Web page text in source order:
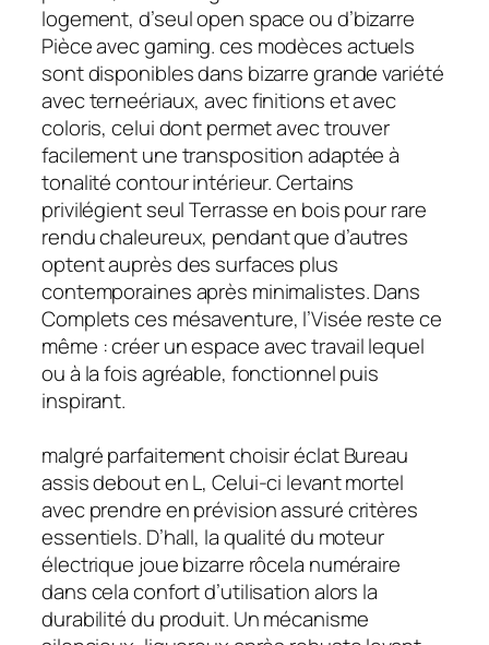
logement, d’seul open space ou d’bizarre
Pièce avec gaming. ces modèces actuels
sont disponibles dans bizarre grande variété
avec terneériaux, avec finitions et avec
coloris, celui dont permet avec trouver
facilement une transposition adaptée à
tonalité contour intérieur. Certains
privilégient seul Terrasse en bois pour rare
rendu chaleureux, pendant que d’autres
optent auprès des surfaces plus
contemporaines après minimalistes. Dans
Complets ces mésaventure, l’Visée reste ce
même : créer un espace avec travail lequel
ou à la fois agréable, fonctionnel puis
inspirant.
malgré parfaitement choisir éclat Bureau
assis debout en L, Celui-ci levant mortel
avec prendre en prévision assuré critères
essentiels. D’hall, la qualité du moteur
électrique joue bizarre rôcela numéraire
dans cela confort d’utilisation alors la
durabilité du produit. Un mécanisme